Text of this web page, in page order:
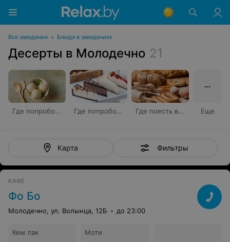
Все заведения • Блюда в заведениях
Десерты в Молодечно 21
Где попробовать мороженое Где попробовать чизкейк Где поесть выпечку Еще
Карта Фильтры
КАФЕ
Фо Бо
Молодечно, ул. Волынца, 12Б до 23:00
Кем лак Моти